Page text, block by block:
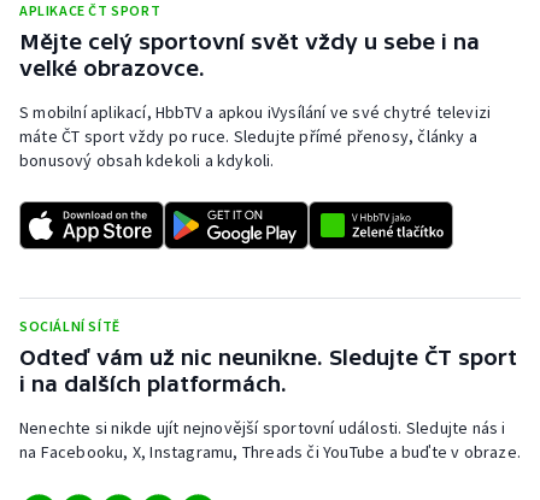
APLIKACE ČT SPORT
Mějte celý sportovní svět vždy u sebe i na
velké obrazovce.
S mobilní aplikací, HbbTV a apkou iVysílání ve své chytré televizi
máte ČT sport vždy po ruce. Sledujte přímé přenosy, články a
bonusový obsah kdekoli a kdykoli.
SOCIÁLNÍ SÍTĚ
Odteď vám už nic neunikne. Sledujte ČT sport
i na dalších platformách.
Nenechte si nikde ujít nejnovější sportovní události. Sledujte nás i
na Facebooku, X, Instagramu, Threads či YouTube a buďte v obraze.